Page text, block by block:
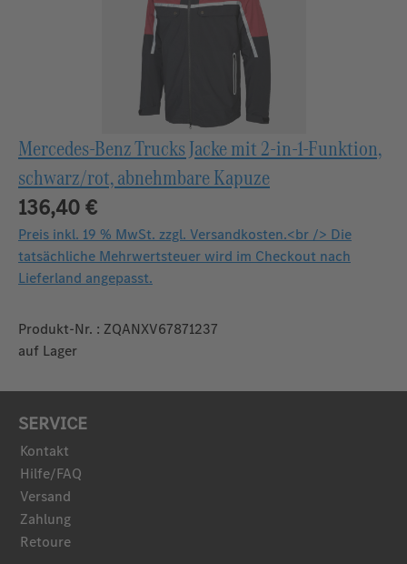
Mercedes-Benz Trucks Jacke mit 2-in-1-Funktion,
schwarz/rot, abnehmbare Kapuze
136,40 €
Preis inkl. 19 % MwSt. zzgl. Versandkosten.<br /> Die
tatsächliche Mehrwertsteuer wird im Checkout nach
Lieferland angepasst.
Produkt-Nr. : ZQANXV67871237
auf Lager
SERVICE
Kontakt
Hilfe/FAQ
Versand
Zahlung
Retoure